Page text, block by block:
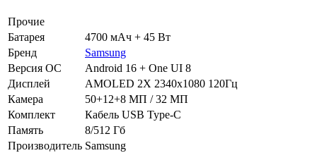
Прочие
Батарея
4700 мАч + 45 Вт
Бренд
Samsung
Версия ОС
Android 16 + One UI 8
Дисплей
AMOLED 2X 2340x1080 120Гц
Камера
50+12+8 МП / 32 МП
Комплект
Кабель USB Type-C
Память
8/512 Гб
Производитель Samsung